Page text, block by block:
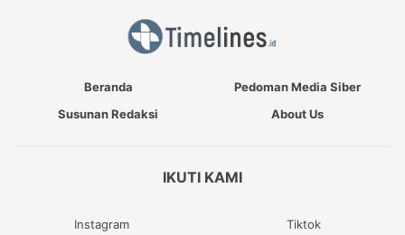
Beranda
Pedoman Media Siber
Susunan Redaksi
About Us
IKUTI KAMI
Instagram
Tiktok